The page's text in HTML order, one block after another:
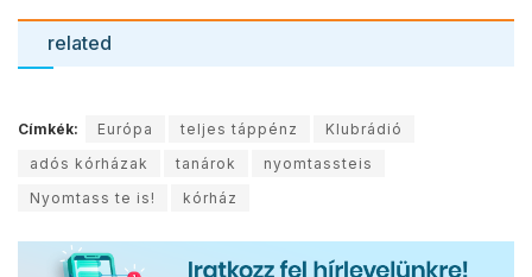
related
Címkék: Európa teljes táppénz
Klubrádió
adós kórházak
tanárok
nyomtassteis
Nyomtass te is!
kórház